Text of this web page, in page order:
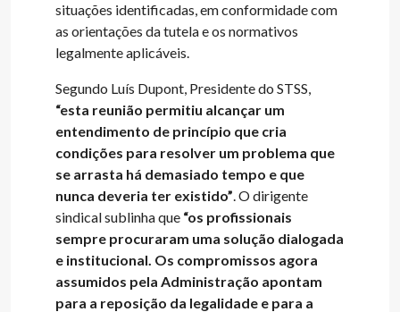
situações identificadas, em conformidade com
as orientações da tutela e os normativos
legalmente aplicáveis.
Segundo Luís Dupont, Presidente do STSS,
“esta reunião permitiu alcançar um
entendimento de princípio que cria
condições para resolver um problema que
se arrasta há demasiado tempo e que
nunca deveria ter existido”. O dirigente
sindical sublinha que “os profissionais
sempre procuraram uma solução dialogada
e institucional. Os compromissos agora
assumidos pela Administração apontam
para a reposição da legalidade e para a